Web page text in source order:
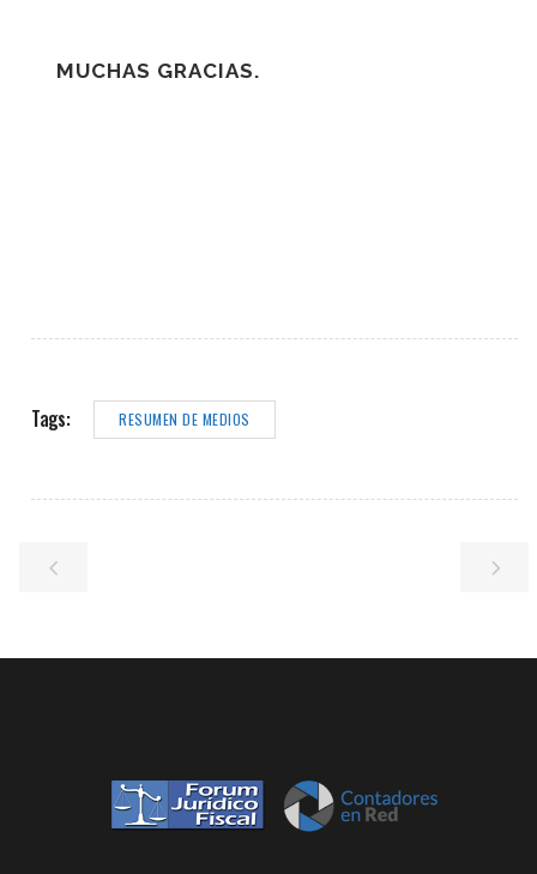
MUCHAS GRACIAS.
Tags: RESUMEN DE MEDIOS